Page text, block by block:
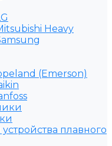
Heavy
(Emerson)